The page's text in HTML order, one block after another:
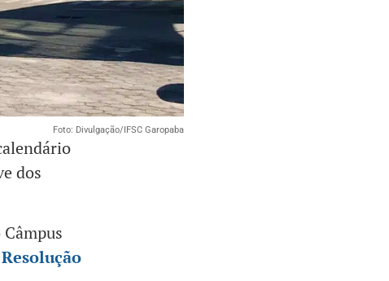
Foto: Divulgação/IFSC Garopaba
dos
Resolução